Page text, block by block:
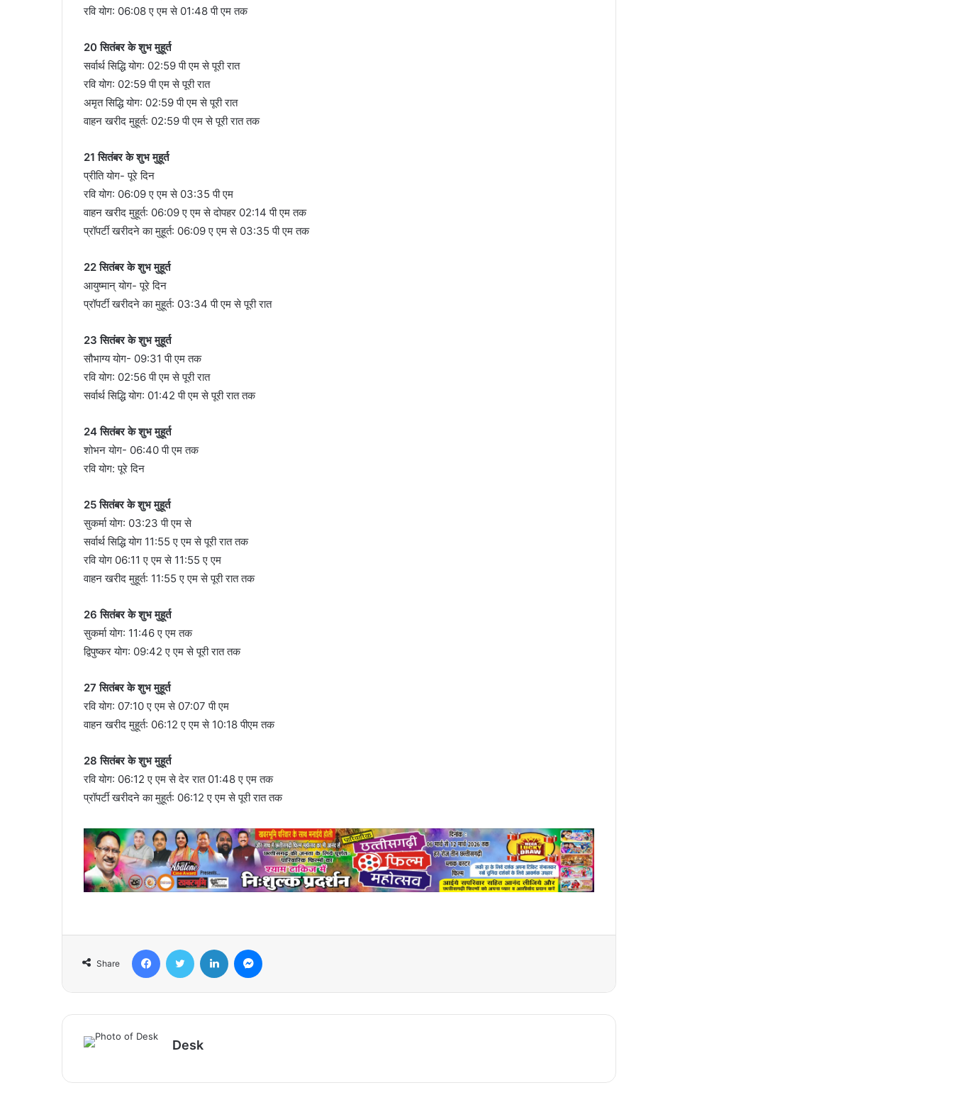
रवि योग: 06:08 ए एम से 01:48 पी एम तक
20 सितंबर के शुभ मुहूर्त
सर्वार्थ सिद्धि योग: 02:59 पी एम से पूरी रात
रवि योग: 02:59 पी एम से पूरी रात
अमृत सिद्धि योग: 02:59 पी एम से पूरी रात
वाहन खरीद मुहूर्त: 02:59 पी एम से पूरी रात तक
21 सितंबर के शुभ मुहूर्त
प्रीति योग- पूरे दिन
रवि योग: 06:09 ए एम से 03:35 पी एम
वाहन खरीद मुहूर्त: 06:09 ए एम से दोपहर 02:14 पी एम तक
प्रॉपर्टी खरीदने का मुहूर्त: 06:09 ए एम से 03:35 पी एम तक
22 सितंबर के शुभ मुहूर्त
आयुष्मान् योग- पूरे दिन
प्रॉपर्टी खरीदने का मुहूर्त: 03:34 पी एम से पूरी रात
23 सितंबर के शुभ मुहूर्त
सौभाग्य योग- 09:31 पी एम तक
रवि योग: 02:56 पी एम से पूरी रात
सर्वार्थ सिद्धि योग: 01:42 पी एम से पूरी रात तक
24 सितंबर के शुभ मुहूर्त
शोभन योग- 06:40 पी एम तक
रवि योग: पूरे दिन
25 सितंबर के शुभ मुहूर्त
सुकर्मा योग: 03:23 पी एम से
सर्वार्थ सिद्धि योग 11:55 ए एम से पूरी रात तक
रवि योग 06:11 ए एम से 11:55 ए एम
वाहन खरीद मुहूर्त: 11:55 ए एम से पूरी रात तक
26 सितंबर के शुभ मुहूर्त
सुकर्मा योग: 11:46 ए एम तक
द्विपुष्कर योग: 09:42 ए एम से पूरी रात तक
27 सितंबर के शुभ मुहूर्त
रवि योग: 07:10 ए एम से 07:07 पी एम
वाहन खरीद मुहूर्त: 06:12 ए एम से 10:18 पीएम तक
28 सितंबर के शुभ मुहूर्त
रवि योग: 06:12 ए एम से देर रात 01:48 ए एम तक
प्रॉपर्टी खरीदने का मुहूर्त: 06:12 ए एम से पूरी रात तक
Share
Desk